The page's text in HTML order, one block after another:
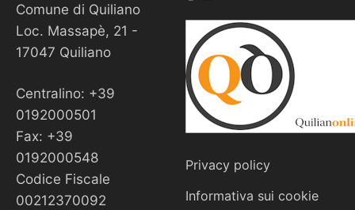
Comune di Quiliano
Loc. Massapè, 21 -
17047 Quiliano
Centralino: +39
0192000501
Fax: +39
0192000548
Codice Fiscale
00212370092
Privacy policy
Informativa sui cookie